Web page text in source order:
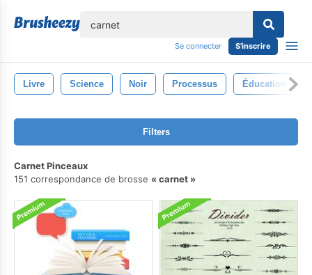
Se connecter S'inscrire
Livre Science Noir Processus Éducation
Filters
Carnet Pinceaux
151 correspondance de brosse
carnet